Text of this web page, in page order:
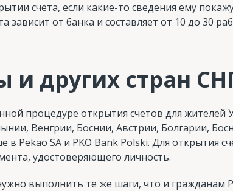
счета, если какие-то сведения ему
от банка и составляет от 10 до 30
и других стран
процедуре открытия счетов для жителей
Венгрии, Боснии, Австрии, Болгарии,
Pekao SA и PKO Bank Polski. Для открытия
удостоверяющего личность.
выполнить те же шаги, что и гражданам